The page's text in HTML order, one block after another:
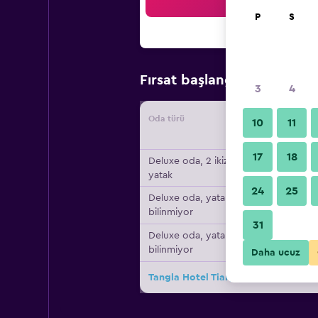
Fırsat başlangıç fiyatı
Oda türü Tedarikçi
Deluxe oda, 2 ikiz
yatak
Deluxe oda, yatak türü
bilinmiyor
Deluxe oda, yatak türü
bilinmiyor
Tangla Hotel Tianjin için diğer 4fırsat
P S
3 4
10 11
17 18
24 25
31
Daha ucuz